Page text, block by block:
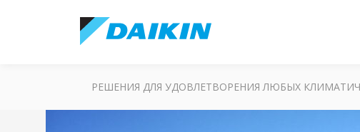
РЕШЕНИЯ ДЛЯ УДОВЛЕТВОРЕНИЯ ЛЮБЫХ